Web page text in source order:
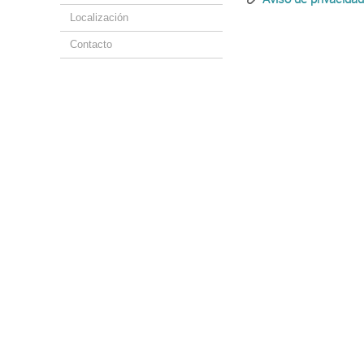
Localización
Contacto